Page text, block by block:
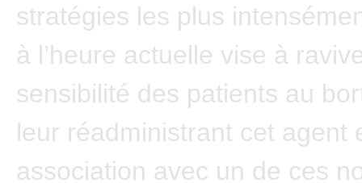
stratégies les plus
à l’heure actuelle vise à
sensibilité des patients au
leur réadministrant cet agent
association avec un de ces